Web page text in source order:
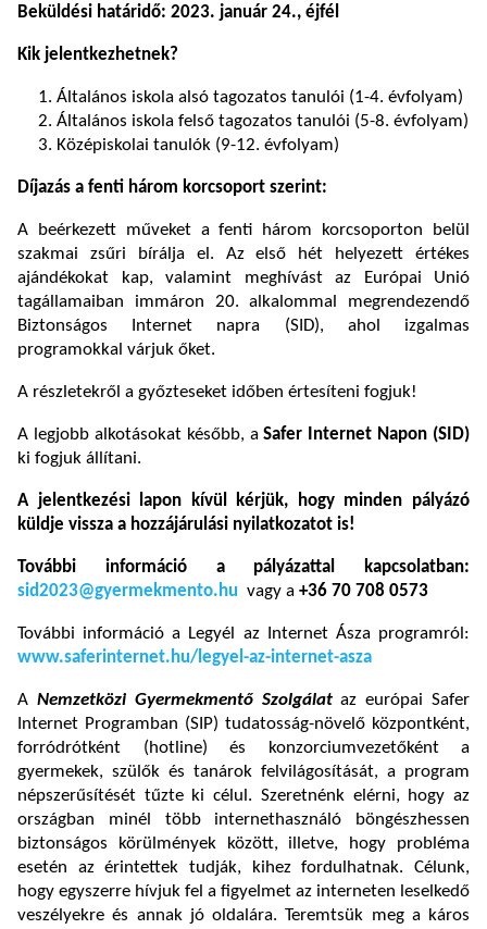
Beküldési határidő: 2023. január 24., éjfél
Kik jelentkezhetnek?
Általános iskola alsó tagozatos tanulói (1-4. évfolyam)
Általános iskola felső tagozatos tanulói (5-8. évfolyam)
Középiskolai tanulók (9-12. évfolyam)
Díjazás a fenti három korcsoport szerint:
A beérkezett műveket a fenti három korcsoporton belül
szakmai zsűri bírálja el. Az első hét helyezett értékes
ajándékokat kap, valamint meghívást az Európai Unió
tagállamaiban immáron 20. alkalommal megrendezendő
Biztonságos Internet napra (SID), ahol izgalmas
programokkal várjuk őket.
A részletekről a győzteseket időben értesíteni fogjuk!
A legjobb alkotásokat később, aSafer Internet Napon (SID)
ki fogjuk állítani.
A jelentkezési lapon kívül kérjük, hogy minden pályázó
küldje vissza a hozzájárulási nyilatkozatot is!
További információ
a pályázattal kapcsolatban:
sid2023@gyermekmento.hu vagy a +36 70 708 0573
További információ a Legyél az Internet Ásza programról:
www.saferinternet.hu/legyel-az-internet-asza
A Nemzetközi Gyermekmentő Szolgálataz európai Safer
Internet Programban (SIP) tudatosság-növelő központként,
forródrótként (hotline) és konzorciumvezetőként a
gyermekek, szülők és tanárok felvilágosítását, a program
népszerűsítését tűzte ki célul. Szeretnénk elérni, hogy az
országban minél több internethasználó böngészhessen
biztonságos körülmények között, illetve, hogy probléma
esetén az érintettek tudják, kihez fordulhatnak. Célunk,
hogy egyszerre hívjuk fel a figyelmet az interneten leselkedő
veszélyekre és annak jó oldalára. Teremtsük meg a káros